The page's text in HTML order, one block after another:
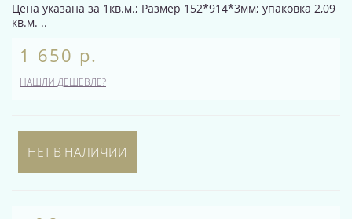
Цена указана за 1кв.м.; Размер 152*914*3мм; упаковка 2,09
кв.м. ..
1 650 р.
НАШЛИ ДЕШЕВЛЕ?
НЕТ В НАЛИЧИИ